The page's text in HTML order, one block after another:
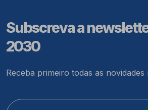
Subscreva a
2030
Receba primeiro todas as novidades